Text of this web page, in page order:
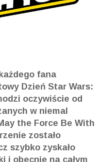
fana
Dzień Star Wars:
oczywiście od
w niemal
the Force Be With
zostało
szybko zyskało
i obecnie na całym